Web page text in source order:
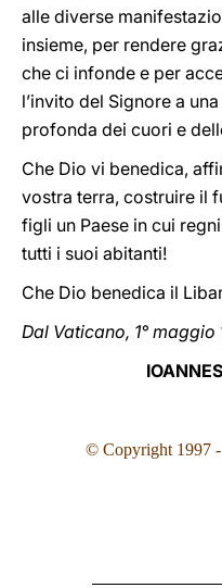
alle diverse
insieme, per rendere
che ci infonde e per
l’invito del Signore a
profonda dei cuori e
Che Dio vi benedica,
vostra terra, costruire il
figli un Paese in cui
tutti i suoi abitanti!
Che Dio benedica il
Dal Vaticano, 1° maggio
© Copyright 1997